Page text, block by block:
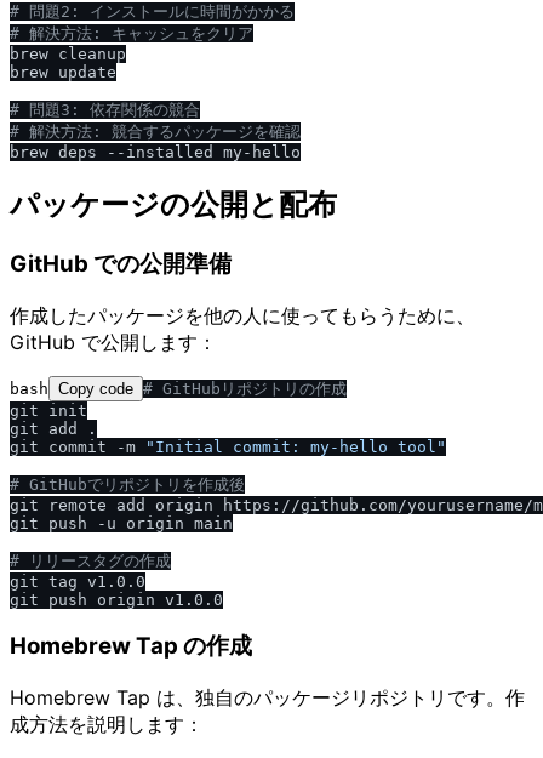
# 問題2: インストールに時間がかかる
# 解決方法: キャッシュをクリア
brew cleanup
brew update
# 問題3: 依存関係の競合
# 解決方法: 競合するパッケージを確認
パッケージの公開と配布
GitHub での公開準備
作成したパッケージを他の人に使ってもらうために、
GitHub で公開します：
bash Copy code # GitHubリポジトリの作成
git init
git add .
git commit -m
"Initial commit: my-hello tool"
# GitHubでリポジトリを作成後
git remote add origin https://github.com/
git push -u origin main
# リリースタグの作成
git tag v1.0.0
Homebrew Tap の作成
Homebrew Tap は、独自のパッケージリポジトリです。作
成方法を説明します：